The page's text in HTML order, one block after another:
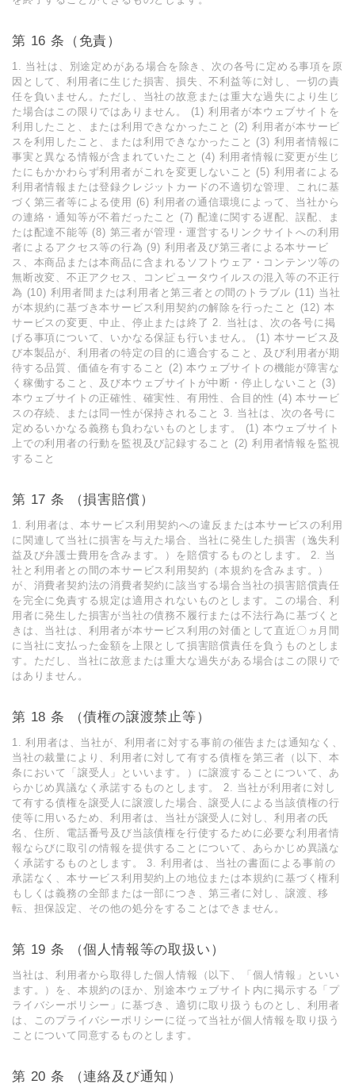
第 16 条（免責）
1. 当社は、別途定めがある場合を除き、次の各号に定める事項を原
因として、利⽤者に⽣じた損害、損失、不利益等に対し、⼀切の責
任を負いません。ただし、当社の故意または重⼤な過失により⽣じ
た場合はこの限りではありません。 (1) 利⽤者が本ウェブサイトを
利⽤したこと、または利⽤できなかったこと (2) 利⽤者が本サービ
スを利⽤したこと、または利⽤できなかったこと (3) 利⽤者情報に
事実と異なる情報が含まれていたこと (4) 利⽤者情報に変更が⽣じ
たにもかかわらず利⽤者がこれを変更しないこと (5) 利⽤者による
利⽤者情報または登録クレジットカードの不適切な管理、これに基
づく第三者等による使⽤ (6) 利⽤者の通信環境によって、当社から
の連絡・通知等が不着だったこと (7) 配達に関する遅配、誤配、ま
たは配達不能等 (8) 第三者が管理・運営するリンクサイトへの利⽤
者によるアクセス等の⾏為 (9) 利⽤者及び第三者による本サービ
ス、本商品または本商品に含まれるソフトウェア・コンテンツ等の
無断改変、不正アクセス、コンピュータウイルスの混⼊等の不正⾏
為 (10) 利⽤者間または利⽤者と第三者との間のトラブル (11) 当社
が本規約に基づき本サービス利⽤契約の解除を⾏ったこと (12) 本
サービスの変更、中⽌、停⽌または終了 2. 当社は、次の各号に掲
げる事項について、いかなる保証も⾏いません。 (1) 本サービス及
び本製品が、利⽤者の特定の⽬的に適合すること、及び利⽤者が期
待する品質、価値を有すること (2) 本ウェブサイトの機能が障害な
く稼働すること、及び本ウェブサイトが中断・停⽌しないこと (3)
本ウェブサイトの正確性、確実性、有⽤性、合⽬的性 (4) 本サービ
スの存続、または同⼀性が保持されること 3. 当社は、次の各号に
定めるいかなる義務も負わないものとします。 (1) 本ウェブサイト
上での利⽤者の⾏動を監視及び記録すること (2) 利⽤者情報を監視
すること
第 17 条 （損害賠償）
1. 利⽤者は、本サービス利⽤契約への違反または本サービスの利⽤
に関連して当社に損害を与えた場合、当社に発⽣した損害（逸失利
益及び弁護⼠費⽤を含みます。）を賠償するものとします。 2. 当
社と利⽤者との間の本サービス利⽤契約（本規約を含みます。）
が、消費者契約法の消費者契約に該当する場合当社の損害賠償責任
を完全に免責する規定は適⽤されないものとします。この場合、利
⽤者に発⽣した損害が当社の債務不履⾏または不法⾏為に基づくと
きは、当社は、利⽤者が本サービス利⽤の対価として直近〇ヵ⽉間
に当社に⽀払った⾦額を上限として損害賠償責任を負うものとしま
す。ただし、当社に故意または重⼤な過失がある場合はこの限りで
はありません。
第 18 条 （債権の譲渡禁⽌等）
1. 利⽤者は、当社が、利⽤者に対する事前の催告または通知なく、
当社の裁量により、利⽤者に対して有する債権を第三者（以下、本
条において「譲受⼈」といいます。）に譲渡することについて、あ
らかじめ異議なく承諾するものとします。 2. 当社が利⽤者に対し
て有する債権を譲受⼈に譲渡した場合、譲受⼈による当該債権の⾏
使等に⽤いるため、利⽤者は、当社が譲受⼈に対し、利⽤者の⽒
名、住所、電話番号及び当該債権を⾏使するために必要な利⽤者情
報ならびに取引の情報を提供することについて、あらかじめ異議な
く承諾するものとします。 3. 利⽤者は、当社の書⾯による事前の
承諾なく、本サービス利⽤契約上の地位または本規約に基づく権利
もしくは義務の全部または⼀部につき、第三者に対し、譲渡、移
転、担保設定、その他の処分をすることはできません。
第 19 条 （個⼈情報等の取扱い）
当社は、利⽤者から取得した個⼈情報（以下、「個⼈情報」といい
ます。）を、本規約のほか、別途本ウェブサイト内に掲⽰する「プ
ライバシーポリシー」に基づき、適切に取り扱うものとし、利⽤者
は、このプライバシーポリシーに従って当社が個⼈情報を取り扱う
ことについて同意するものとします。
第 20 条 （連絡及び通知）